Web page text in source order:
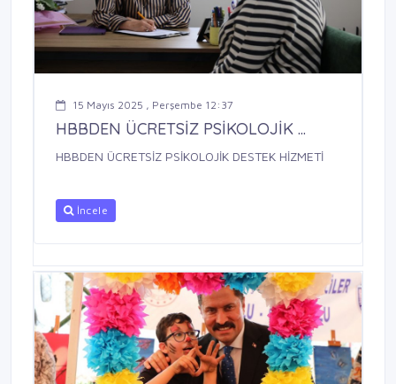
15 Mayıs 2025 , Perşembe 12:37
HBBDEN ÜCRETSİZ PSİKOLOJİK ...
HBBDEN ÜCRETSİZ PSİKOLOJİK DESTEK HİZMETİ
İncele